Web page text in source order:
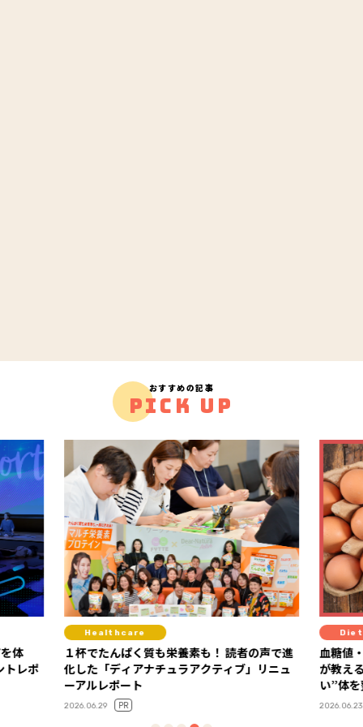
おすすめの記事
PICK UP
読者の声で進
ィブ」リニュ
Diet
血糖値・栄養・満足度がカギ！ 糖尿病専門医
が教える、“血糖値安定×健康コスパが高
い”体を整える食材の選び方
2026.06.23